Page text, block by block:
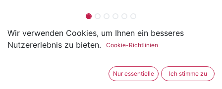
"Katze" Reflektierendes
Kunstleder Label 5 x 3.5 cm
Wir verwenden Cookies, um Ihnen ein besseres
Nutzererlebnis zu bieten.
Cookie-Richtlinien
Nur essentielle Ich stimme zu